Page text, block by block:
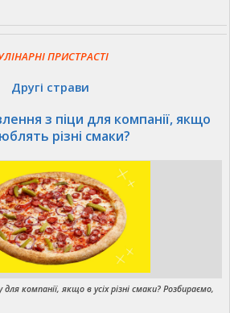
ПРИСТРАСТІ
Другі страви
з піци для компанії, якщо
різні смаки?
компанії, якщо в усіх різні смаки? Розбираємо,